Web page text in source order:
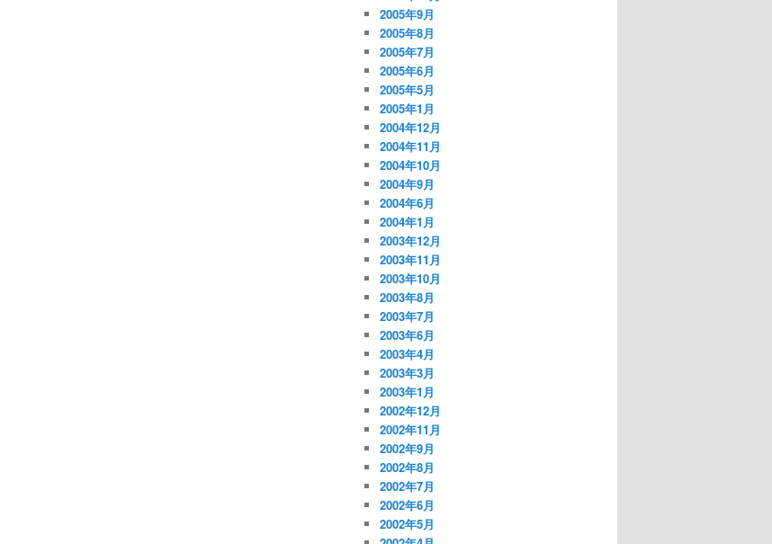
2005年9月
2005年8月
2005年7月
2005年6月
2005年5月
2005年1月
2004年12月
2004年11月
2004年10月
2004年9月
2004年6月
2004年1月
2003年12月
2003年11月
2003年10月
2003年8月
2003年7月
2003年6月
2003年4月
2003年3月
2003年1月
2002年12月
2002年11月
2002年9月
2002年8月
2002年7月
2002年6月
2002年5月